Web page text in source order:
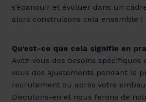
s’épanouir et évoluer dans un
alors construisons cela ensemble !
Qu’est-ce que cela signifie en
Avez-vous des besoins spécifiques
vous des ajustements pendant le
recrutement ou après votre
Discutons-en et nous ferons de